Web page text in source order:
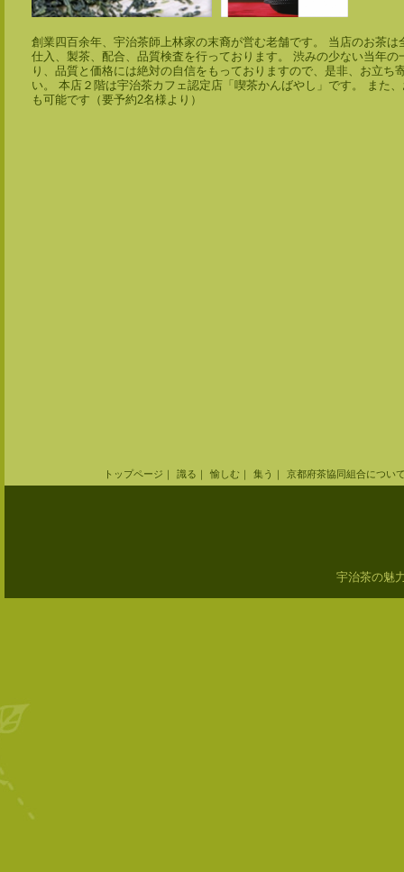
創業四百余年、宇治茶師上林家の末裔が営む老舗です。 当店のお茶は
仕入、製茶、配合、品質検査を行っております。 渋みの少ない当年の
り、品質と価格には絶対の自信をもっておりますので、是非、お立ち
い。 本店２階は宇治茶カフェ認定店「喫茶かんばやし」です。 また
も可能です（要予約2名様より）
トップページ 識る 愉しむ 集う 京都府茶協同組合につい
宇治茶の魅